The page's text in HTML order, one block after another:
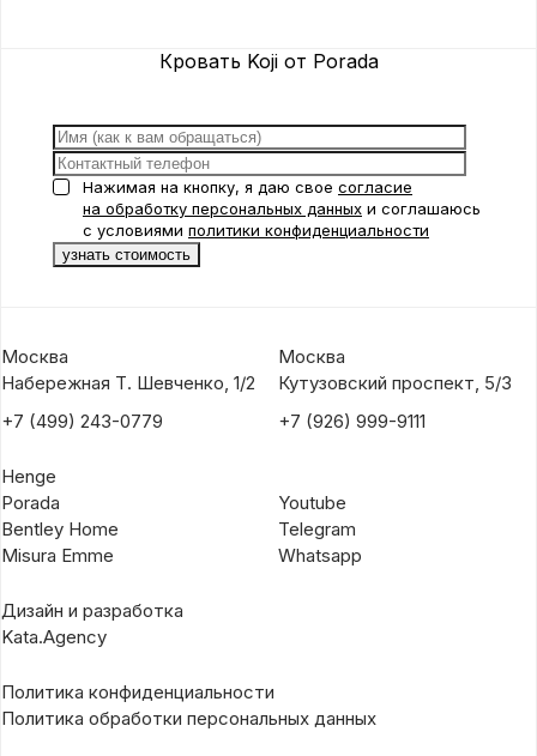
Кровать Koji от Porada
Нажимая на кнопку, я даю свое согласие
на обработку персональных данных и соглашаюсь
с условиями политики конфиденциальности
Москва
Набережная Т. Шевченко, 1/2
+7 (499) 243-0779
Москва
Кутузовский проспект, 5/3
+7 (926) 999-9111
Henge
Porada
Bentley Home
Misura Emme
Youtube
Telegram
Whatsapp
Дизайн и разработка
Kata.Agency
Политика конфиденциальности
Политика обработки персональных данных